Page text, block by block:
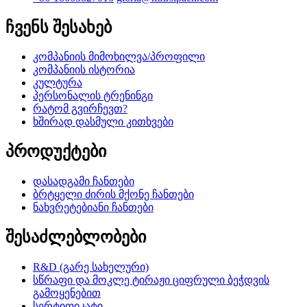
ჩვენს შესახებ
კომპანიის მიმოხილვა/პროფილი
კომპანიის ისტორია
კულტურა
პერსონალის ტრენინგი
რატომ გვირჩევთ?
ხშირად დასმული კითხვები
პროდუქტები
დასადგამი ჩანთები
ბრტყელი ძირის მქონე ჩანთები
ნახვრეტებიანი ჩანთები
შესაძლებლობები
R&D (გარე სახელური)
სწრაფი და მოკლე ტირაჟი ციფრული ბეჭდვის
გამოყენებით